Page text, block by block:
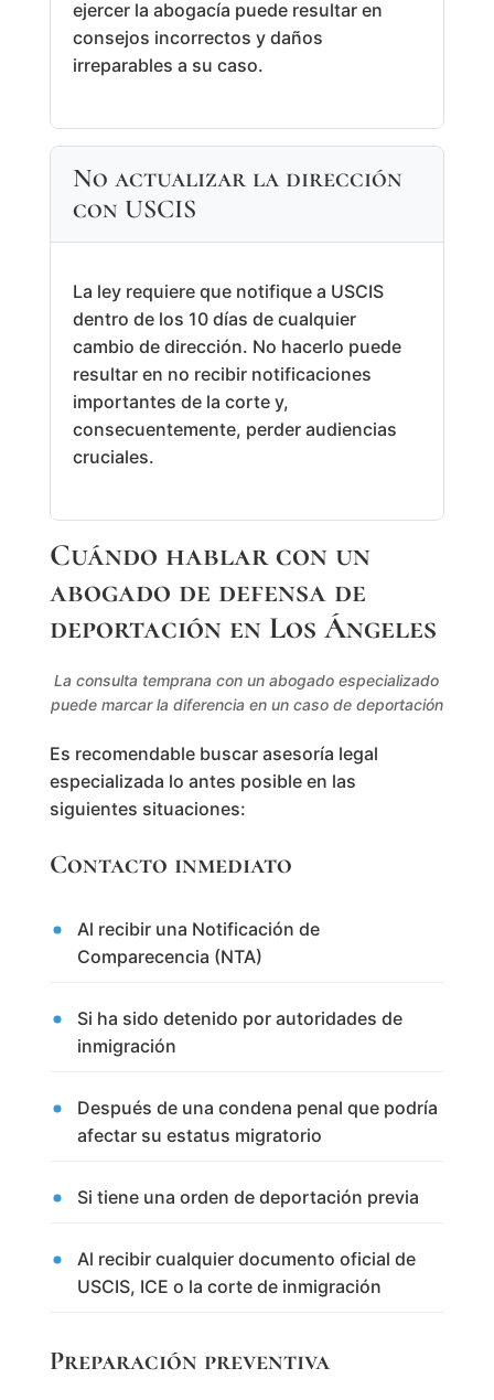
ejercer la abogacía puede resultar en
consejos incorrectos y daños
irreparables a su caso.
No actualizar la dirección
con USCIS
La ley requiere que notifique a USCIS
dentro de los 10 días de cualquier
cambio de dirección. No hacerlo puede
resultar en no recibir notificaciones
importantes de la corte y,
consecuentemente, perder audiencias
cruciales.
Cuándo hablar con un
abogado de defensa de
deportación en Los Ángeles
La consulta temprana con un abogado especializado
puede marcar la diferencia en un caso de deportación
Es recomendable buscar asesoría legal
especializada lo antes posible en las
siguientes situaciones:
Contacto inmediato
Al recibir una Notificación de
Comparecencia (NTA)
Si ha sido detenido por autoridades de
inmigración
Después de una condena penal que podría
afectar su estatus migratorio
Si tiene una orden de deportación previa
Al recibir cualquier documento oficial de
USCIS, ICE o la corte de inmigración
Preparación preventiva